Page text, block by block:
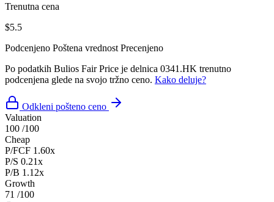
Trenutna cena
$5.5
Podcenjeno Poštena vrednost Precenjeno
Po podatkih Bulios Fair Price je delnica 0341.HK trenutno
podcenjena glede na svojo tržno ceno. Kako deluje?
Odkleni pošteno ceno
Valuation
100 /100
Cheap
P/FCF 1.60x
P/S 0.21x
P/B 1.12x
Growth
71 /100